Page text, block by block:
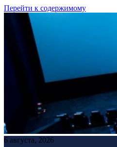
Перейти к содержимому
6 августа, 2026